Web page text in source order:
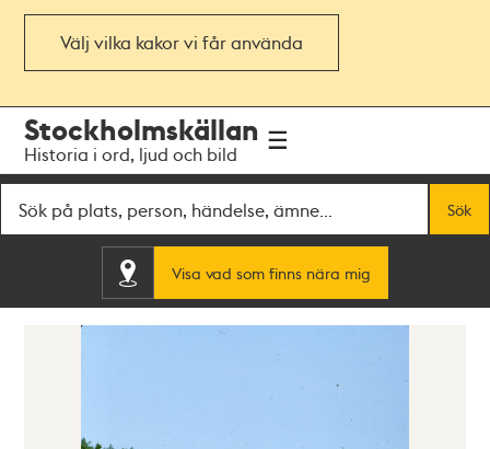
Välj vilka kakor vi får använda
navigationen
huvudinnehållet
Stockholmskällan
Historia i ord, ljud och bild
Sök
Visa vad som finns nära mig